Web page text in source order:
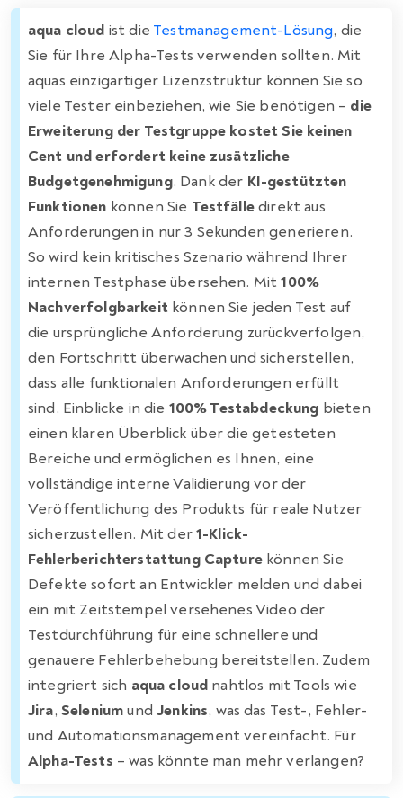
aqua cloud ist die Testmanagement-Lösung, die
Sie für Ihre Alpha-Tests verwenden sollten. Mit
aquas einzigartiger Lizenzstruktur können Sie so
viele Tester einbeziehen, wie Sie benötigen – die
Erweiterung der Testgruppe kostet Sie keinen
Cent und erfordert keine zusätzliche
Budgetgenehmigung. Dank der KI-gestützten
Funktionen können Sie Testfälledirekt aus
Anforderungen in nur 3 Sekunden generieren.
So wird kein kritisches Szenario während Ihrer
internen Testphase übersehen. Mit100%
Nachverfolgbarkeit können Sie jeden Test auf
die ursprüngliche Anforderung zurückverfolgen,
den Fortschritt überwachen und sicherstellen,
dass alle funktionalen Anforderungen erfüllt
sind. Einblicke in die 100% Testabdeckung bieten
einen klaren Überblick über die getesteten
Bereiche und ermöglichen es Ihnen, eine
vollständige interne Validierung vor der
Veröffentlichung des Produkts für reale Nutzer
sicherzustellen. Mit der1-Klick-
Fehlerberichterstattung Capturekönnen Sie
Defekte sofort an Entwickler melden und dabei
ein mit Zeitstempel versehenes Video der
Testdurchführung für eine schnellere und
genauere Fehlerbehebung bereitstellen. Zudem
integriert sich aqua cloud nahtlos mit Tools wie
Jira, SeleniumundJenkins, was das Test-, Fehler-
und Automationsmanagement vereinfacht. Für
Alpha-Tests – was könnte man mehr verlangen?